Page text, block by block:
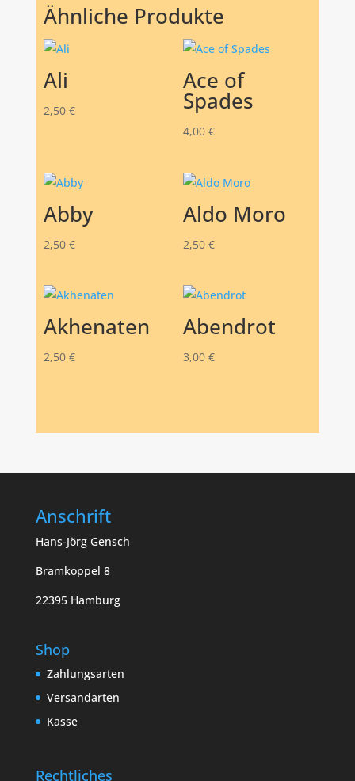
Ähnliche Produkte
Ali
2,50 €
Ace of
Spades
4,00 €
Abby
2,50 €
Aldo Moro
2,50 €
Akhenaten
2,50 €
Abendrot
3,00 €
Anschrift
Hans-Jörg Gensch
Bramkoppel 8
22395 Hamburg
Shop
Zahlungsarten
Versandarten
Kasse
Rechtliches